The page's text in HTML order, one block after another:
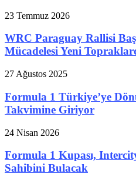
23 Temmuz 2026
WRC Paraguay Rallisi
Mücadelesi Yeni
27 Ağustos 2025
Formula 1 Türkiye’ye
Takvimine Giriyor
24 Nisan 2026
Formula 1 Kupası,
Sahibini Bulacak